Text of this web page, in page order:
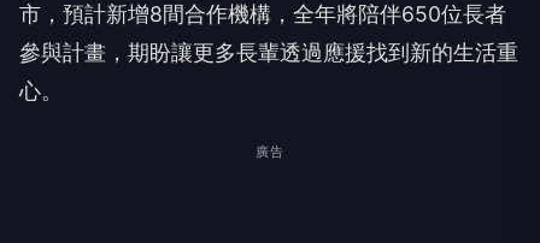
市，預計新增8間合作機構，全年將陪伴650位長者
參與計畫，期盼讓更多長輩透過應援找到新的生活重
心。
廣告